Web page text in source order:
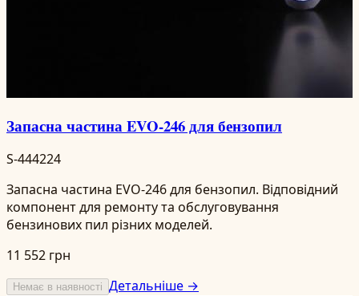
Запасна частина EVO-246 для бензопил
S-444224
Запасна частина EVO-246 для бензопил. Відповідний
компонент для ремонту та обслуговування
бензинових пил різних моделей.
11 552 грн
Немає в наявності Детальніше →